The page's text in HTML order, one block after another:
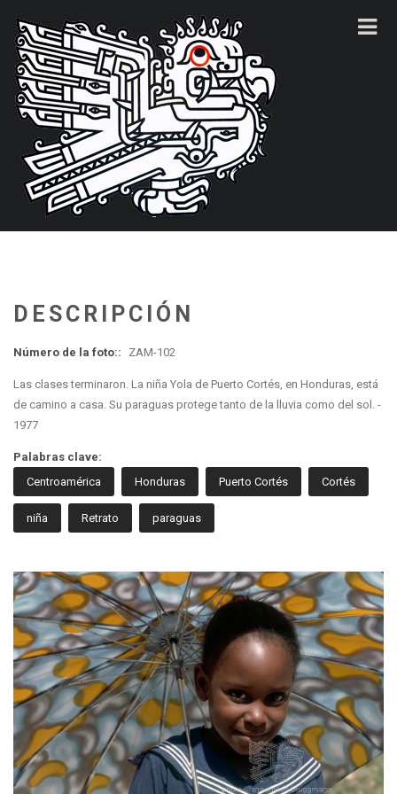
DESCRIPCIÓN
Número de la foto:: ZAM-102
Las clases terminaron. La niña Yola de Puerto Cortés, en Honduras, está
de camino a casa. Su paraguas protege tanto de la lluvia como del sol. -
1977
Palabras clave:
Centroamérica
Honduras Puerto Cortés Cortés
niña Retrato paraguas